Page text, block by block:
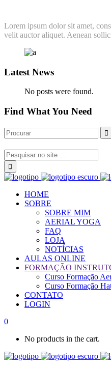
Lorem ipsum dolor sit amet,
velit auctor aliquet. Aenean
Latest News
No posts were found.
Find What You Need
HOME
SOBRE
SOBRE MIM
AERIAL YOGA
FAQ
LOJA
NOTÍCIAS
AULAS ONLINE
FORMAÇÃO
Curso Formação
Curso Formação
CONTATO
LOGIN
0
No products in the cart.